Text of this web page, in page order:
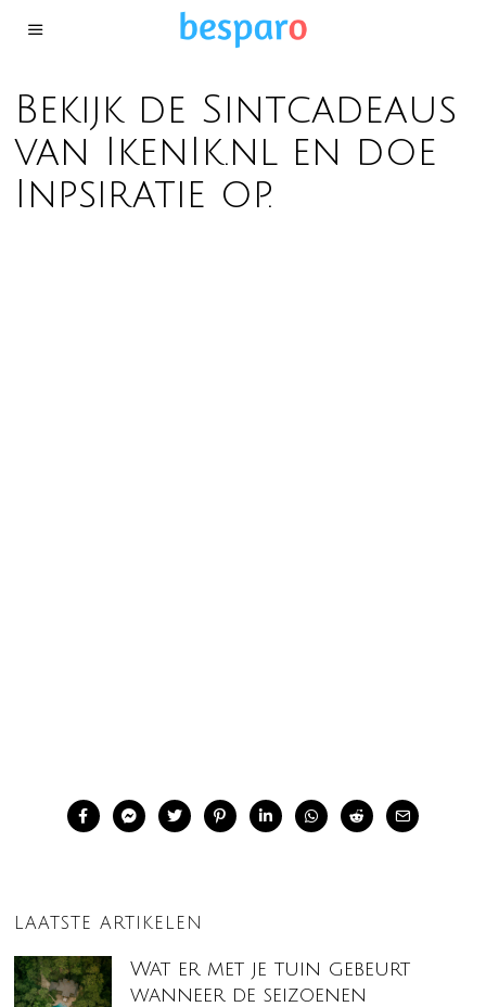
Bekijk de Sintcadeaus
van IkenIk.nl en doe
Inpsiratie op.
LAATSTE ARTIKELEN
Wat er met je tuin gebeurt
wanneer de seizoenen